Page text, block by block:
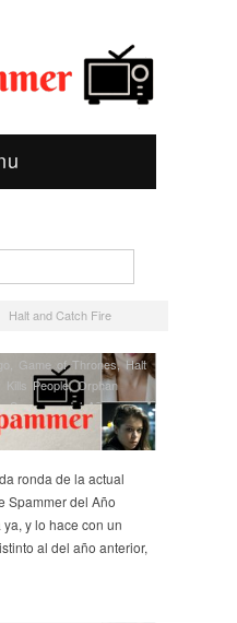
Halt and Catch Fire
Game of Thrones, Halt
Kills People,Orphan
,Spammer del Año,
,The Handmaid's Tale,
ronda de la actual
Spammer del Año
y lo hace con un
al del año anterior,